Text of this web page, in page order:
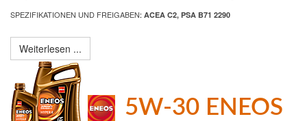
SPEZIFIKATIONEN UND FREIGABEN: ACEA C2, PSA B71 2290
Weiterlesen ...
5W-30 ENEOS